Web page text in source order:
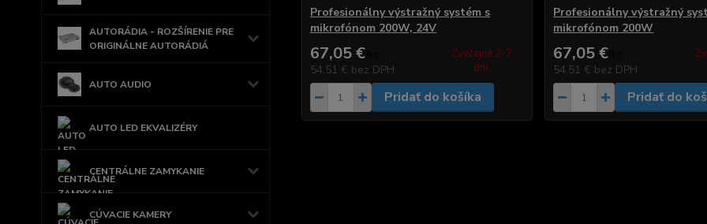
AUTORÁDIA - ROZŠÍRENIE PRE
ORIGINÁLNE AUTORÁDIÁ
AUTO AUDIO
AUTO LED EKVALIZÉRY
CENTRÁLNE ZAMYKANIE
CÚVACIE KAMERY
Profesionálny výstražný systém s
mikrofónom 200W, 24V
67,05 €/
54,51 € bez DPH
Zvyčajne 2-7
dni.
Pridať do košíka
Profesionálny výstražný
mikrofónom 200W
67,05 €
54,51 € bez DPH
Pridať do